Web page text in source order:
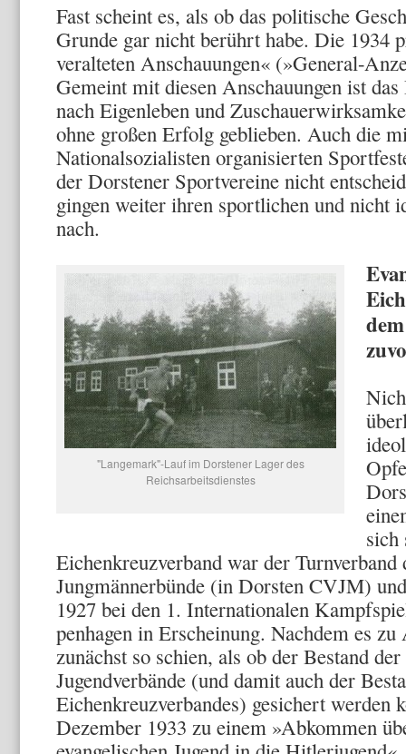
Fast scheint es, als ob das politische
Grunde gar nicht berührt habe. Die 1934
ver­alteten Anschauungen« (»General-
Gemeint mit diesen An­schauungen ist
nach Eigenleben und
ohne großen Erfolg geblieben. Auch die
Nationalsozialisten organisier­ten
der Dorstener Sportvereine nicht
gingen weiter ihren sportlichen und nicht
nach.
"Langemark"-Lauf im Dorstener Lager des
Reichsarbeitsdienstes
sich
Eichenkreuzverband war der Turnverband
Jungmännerbünde (in Dorsten CVJM)
1927 bei den 1. Inter­nationalen
penhagen in Erscheinung. Nachdem es
zunächst so schien, als ob der Bestand der
Jugendverbände (und damit auch der
Eichenkreuzverbandes) gesichert werden
Dezember 1933 zu einem »Abkommen